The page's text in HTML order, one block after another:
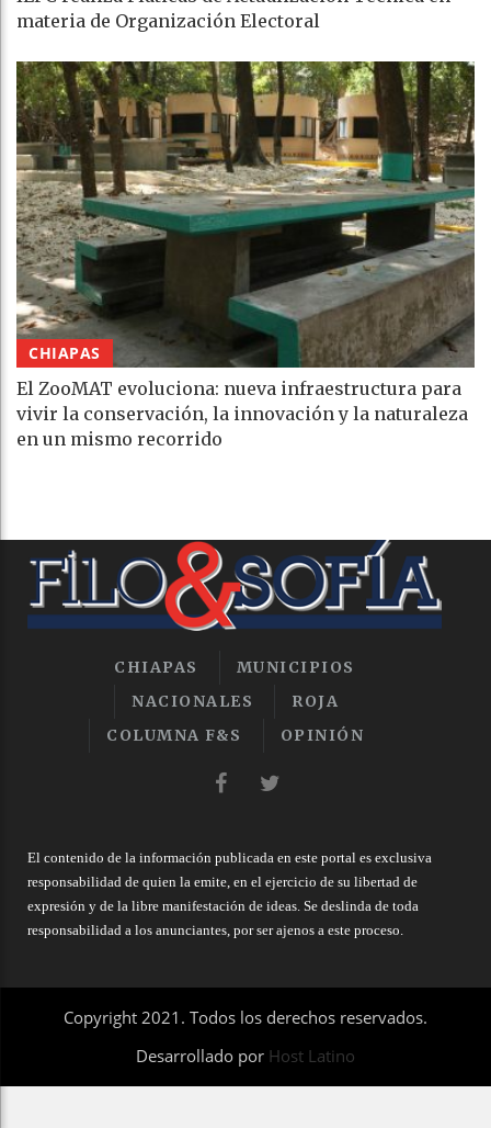
materia de Organización Electoral
CHIAPAS
El ZooMAT evoluciona: nueva infraestructura para
vivir la conservación, la innovación y la naturaleza
en un mismo recorrido
CHIAPAS
MUNICIPIOS
NACIONALES
ROJA
COLUMNA F&S
OPINIÓN
El contenido de la información publicada en este portal es exclusiva
responsabilidad de quien la emite, en el ejercicio de su libertad de
expresión y de la libre manifestación de ideas. Se deslinda de toda
responsabilidad a los anunciantes, por ser ajenos a este proceso.
Copyright 2021. Todos los derechos reservados.
Desarrollado por Host Latino